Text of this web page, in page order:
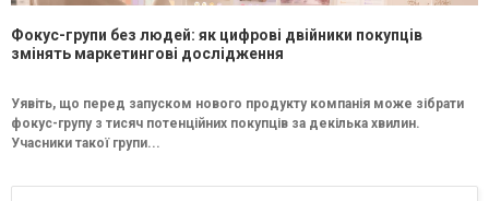
Фокус-групи без людей: як цифрові двійники покупців
змінять маркетингові дослідження
Уявіть, що перед запуском нового продукту компанія може зібрати
фокус-групу з тисяч потенційних покупців за декілька хвилин.
Учасники такої групи...